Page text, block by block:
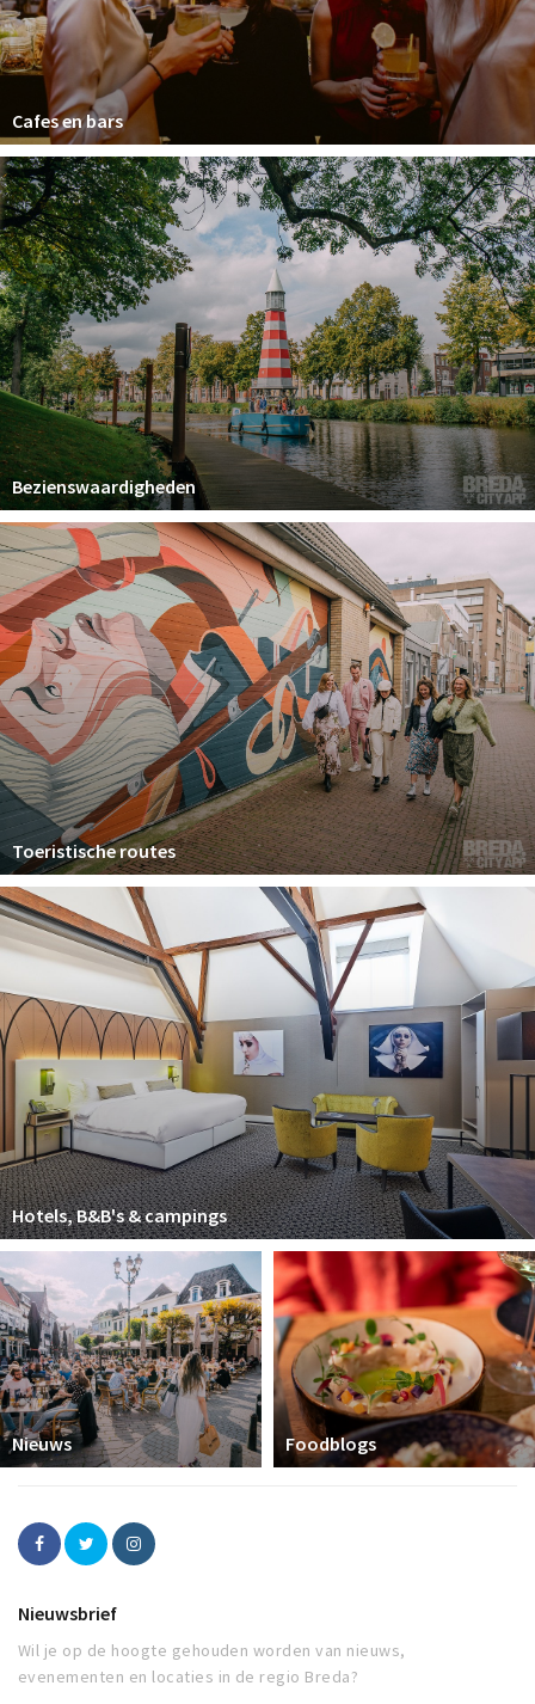
Inloggen
Cafes en bars
Bezienswaardigheden
Toeristische routes
Hotels, B&B's & campings
Nieuws Foodblogs
Nieuwsbrief
Wil je op de hoogte gehouden worden van nieuws,
evenementen en locaties in de regio Breda?